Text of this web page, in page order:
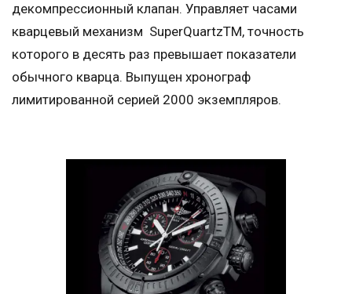
декомпрессионный клапан. Управляет часами
кварцевый механизм SuperQuartzTM, точность
которого в десять раз превышает показатели
обычного кварца. Выпущен хронограф
лимитированной серией 2000 экземпляров.